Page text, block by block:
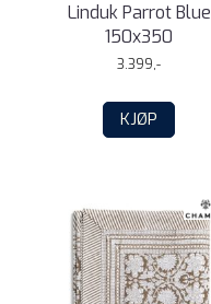
Linduk Parrot Blue
150x350
3.399,-
KJØP